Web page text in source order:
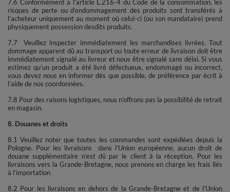
7.6 Conformément à l’article L.216-4 du Code de la consommation, les
risques de perte ou d’endommagement des produits sont transférés à
l’acheteur uniquement au moment où celui-ci (ou son mandataire) prend
physiquement possession desdits produits.
7.7 Veuillez inspecter immédiatement les marchandises livrées. Tout
dommage apparent dû au transport ou toute erreur de livraison doit être
immédiatement signalé au livreur et nous être signalé sans délai. Si vous
estimez qu’un produit a été livré défectueux, endommagé ou incorrect,
vous devez nous en informer dès que possible, de préférence par écrit à
l’aide de nos coordonnées.
7.8 Pour des raisons logistiques, nous n’offrons pas la possibilité de retrait
en magasin.
8. Douanes et droits
8.1 Veuillez noter que toutes les commandes sont expédiées depuis la
Pologne. Pour les livraisons dans l’Union européenne, aucun droit de
douane supplémentaire n’est dû par le client à la réception. Pour les
livraisons vers la Grande-Bretagne, nous prenons en charge les frais liés
à l’importation
8.2 Pour les livraisons en dehors de la Grande-Bretagne et de l’Union